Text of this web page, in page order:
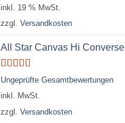
inkl. 19 % MwSt.
zzgl. Versandkosten
All Star Canvas Hi Converse
Bewertet
mit 4.33
von 5
Ungeprüfte Gesamtbewertungen
inkl. MwSt.
zzgl. Versandkosten